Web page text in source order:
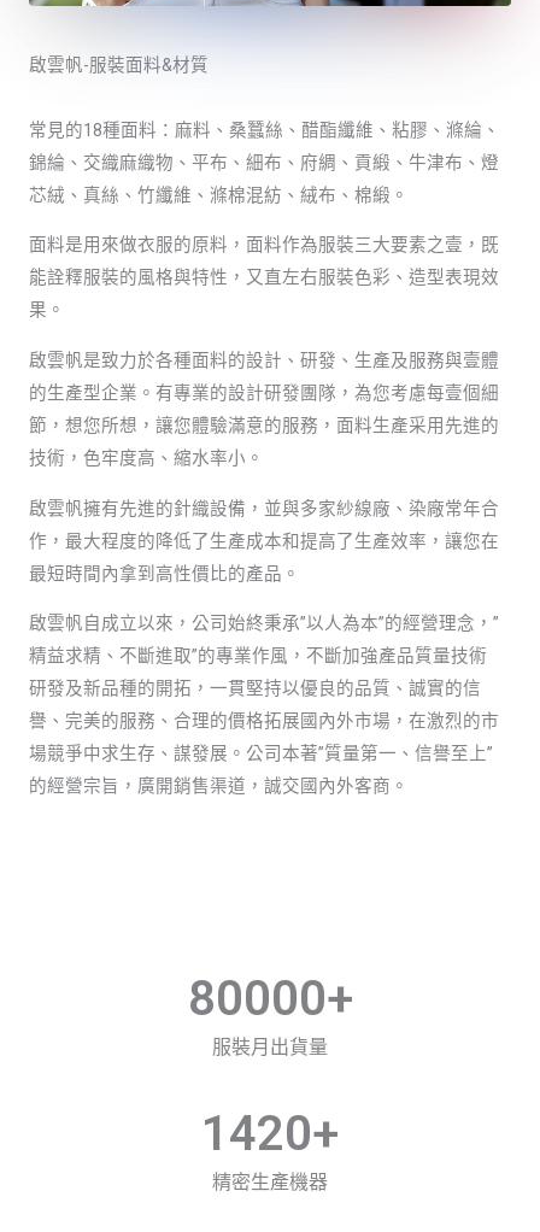
啟雲帆-服裝面料&材質
常見的18種面料：麻料、桑蠶絲、醋酯纖維、粘膠、滌綸、
錦綸、交織麻織物、平布、細布、府綢、貢緞、牛津布、燈
芯絨、真絲、竹纖維、滌棉混紡、絨布、棉緞。
面料是用來做衣服的原料，面料作為服裝三大要素之壹，既
能詮釋服裝的風格與特性，又直左右服裝色彩、造型表現效
果。
啟雲帆是致力於各種面料的設計、研發、生產及服務與壹體
的生產型企業。有專業的設計研發團隊，為您考慮每壹個細
節，想您所想，讓您體驗滿意的服務，面料生產采用先進的
技術，色牢度高、縮水率小。
啟雲帆擁有先進的針織設備，並與多家紗線廠、染廠常年合
作，最大程度的降低了生產成本和提高了生產效率，讓您在
最短時間內拿到高性價比的產品。
啟雲帆自成立以來，公司始終秉承”以人為本”的經營理念，”
精益求精、不斷進取”的專業作風，不斷加強產品質量技術
研發及新品種的開拓，一貫堅持以優良的品質、誠實的信
譽、完美的服務、合理的價格拓展國內外市場，在激烈的市
場競爭中求生存、謀發展。公司本著”質量第一、信譽至上”
的經營宗旨，廣開銷售渠道，誠交國內外客商。
服裝月出貨量
80000+
精密生產機器
1420+